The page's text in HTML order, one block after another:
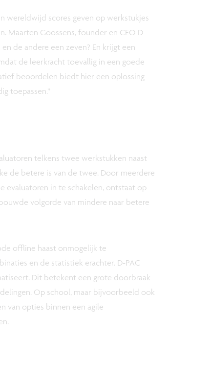
wereldwijd scores geven op werkstukjes
Maarten Goossens, founder en CEO D-
de andere een zeven? En krijgt een
de leerkracht toevallig in een goede
beoordelen biedt hier een oplossing
toepassen.”
telkens twee werkstukken naast
de betere is van de twee. Door meerdere
evaluatoren in te schakelen, ontstaat op
volgorde van mindere naar betere
offline haast onmogelijk te
en de statistiek erachter. D-PAC
Dit betekent een grote doorbraak
Op school, maar bijvoorbeeld ook
van opties binnen een agile